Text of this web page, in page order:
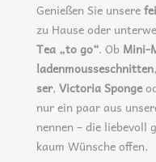
Genie­ßen Sie unse­re
zu Hau­se oder
Tea „to go“. Ob Mini-
la­den­mousse­schnit­ten,
ser, Vic­to­ria Spon­ge
nur ein paar aus
nen­nen – die lie­be­voll
kaum Wün­sche offen.